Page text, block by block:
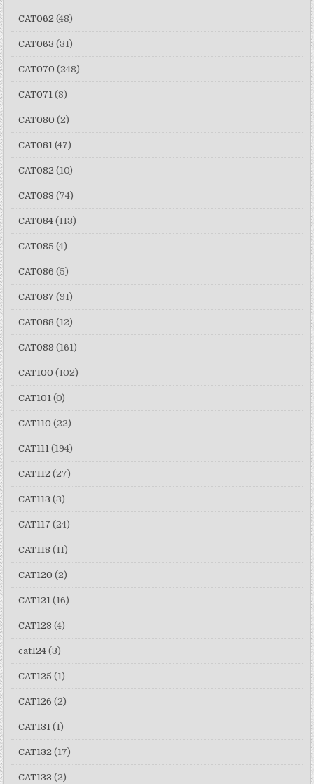
CAT062 (48)
CAT063 (31)
CAT070 (248)
CAT071 (8)
CAT080 (2)
CAT081 (47)
CAT082 (10)
CAT083 (74)
CAT084 (113)
CAT085 (4)
CAT086 (5)
CAT087 (91)
CAT088 (12)
CAT089 (161)
CAT100 (102)
CAT101 (0)
CAT110 (22)
CAT111 (194)
CAT112 (27)
CAT113 (3)
CAT117 (24)
CAT118 (11)
CAT120 (2)
CAT121 (16)
CAT123 (4)
cat124 (3)
CAT125 (1)
CAT126 (2)
CAT131 (1)
CAT132 (17)
CAT133 (2)